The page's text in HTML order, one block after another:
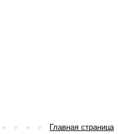
Главная страница